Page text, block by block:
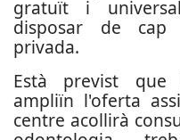
gratuït i
disposar de cap
privada.
Està previst que
ampliïn l'oferta
centre acollirà